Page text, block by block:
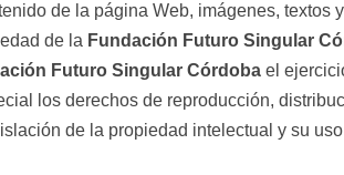
de la página Web, imágenes, textos
de la Fundación Futuro Singular
Futuro Singular Córdoba el
los derechos de reproducción,
de la propiedad intelectual y su